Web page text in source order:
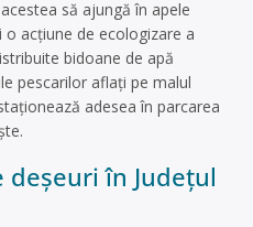
să ajungă în apele
o acțiune de ecologizare a
bidoane de apă
pescarilor aflați pe malul
adesea în parcarea
deşeuri în Județul